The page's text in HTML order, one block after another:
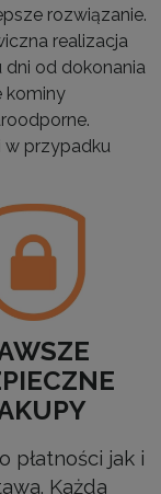
rozwiązanie.
realizacja
dni od dokonania
kominy
w przypadku
płatności jak i
Każda